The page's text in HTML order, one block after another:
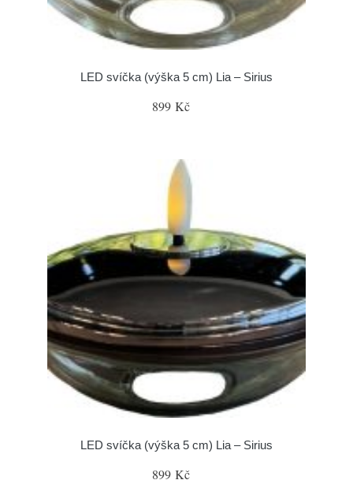
LED svíčka (výška 5 cm) Lia – Sirius
899 Kč
LED svíčka (výška 5 cm) Lia – Sirius
899 Kč